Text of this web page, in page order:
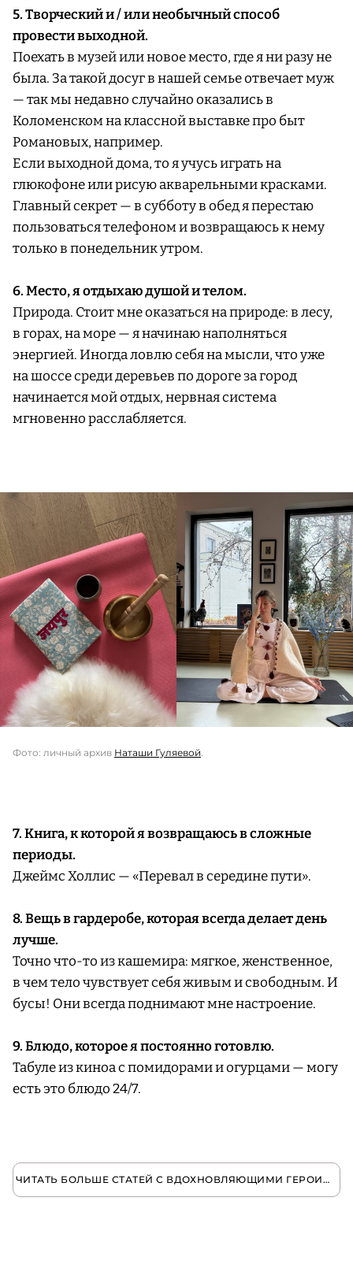
5. Творческий и / или необычный способ
провести выходной.
Поехать в музей или новое место, где я ни разу не
была. За такой досуг в нашей семье отвечает муж
— так мы недавно случайно оказались в
Коломенском на классной выставке про быт
Романовых, например.
Если выходной дома, то я учусь играть на
глюкофоне или рисую акварельными красками.
Главный секрет — в субботу в обед я перестаю
пользоваться телефоном и возвращаюсь к нему
только в понедельник утром.
6. Место, я отдыхаю душой и телом.
Природа. Стоит мне оказаться на природе: в лесу,
в горах, на море — я начинаю наполняться
энергией. Иногда ловлю себя на мысли, что уже
на шоссе среди деревьев по дороге за город
начинается мой отдых, нервная система
мгновенно расслабляется.
Фото: личный архив Наташи Гуляевой.
7. Книга, к которой я возвращаюсь в сложные
периоды.
Джеймс Холлис — «Перевал в середине пути».
8. Вещь в гардеробе, которая всегда делает день
лучше.
Точно что-то из кашемира: мягкое, женственное,
в чем тело чувствует себя живым и свободным. И
бусы! Они всегда поднимают мне настроение.
9. Блюдо, которое я постоянно готовлю.
Табуле из киноа с помидорами и огурцами — могу
есть это блюдо 24/7.
ЧИТАТЬ БОЛЬШЕ СТАТЕЙ С ВДОХНОВЛЯЮЩИМИ ГЕРОИНЯМИ